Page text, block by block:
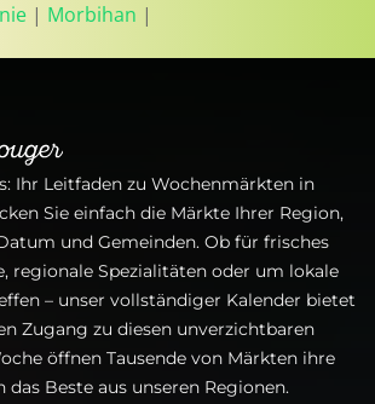
| Morbihan |
Ihr Leitfaden zu Wochenmärkten in
Sie einfach die Märkte Ihrer Region,
und Gemeinden. Ob für frisches
regionale Spezialitäten oder um lokale
– unser vollständiger Kalender bietet
Zugang zu diesen unverzichtbaren
öffnen Tausende von Märkten ihre
das Beste aus unseren Regionen.